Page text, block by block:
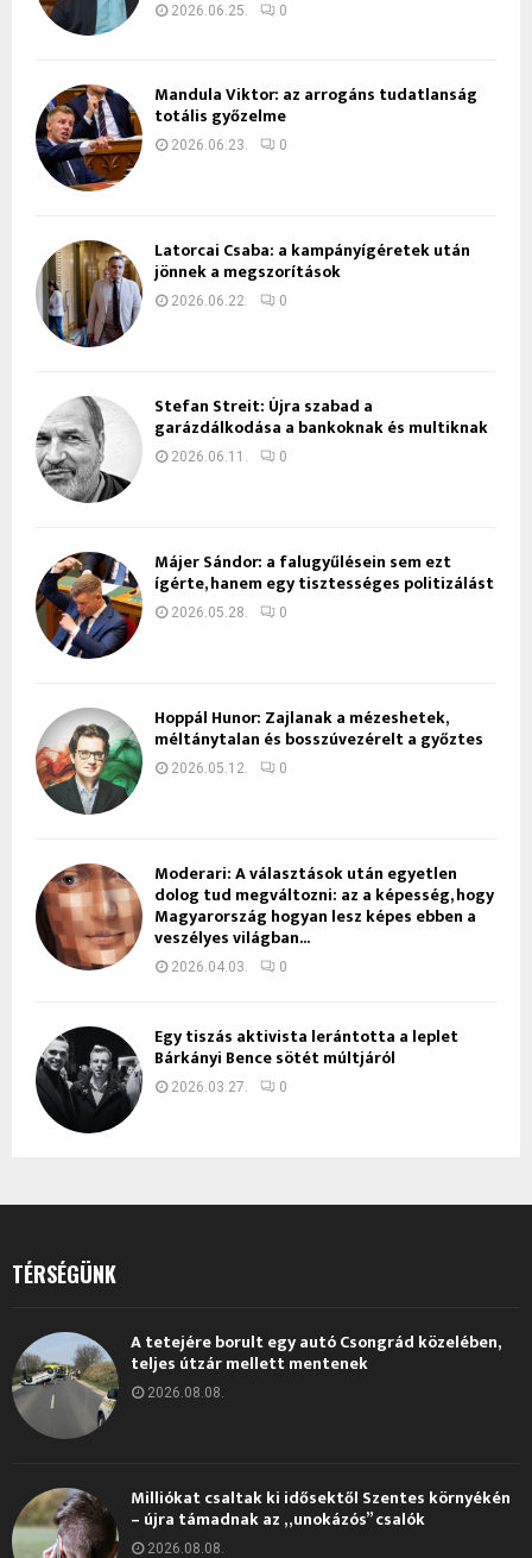
2026.06.25. 0
Mandula Viktor: az arrogáns tudatlanság
totális győzelme
2026.06.23. 0
Latorcai Csaba: a kampányígéretek után
jönnek a megszorítások
2026.06.22. 0
Stefan Streit: Újra szabad a
garázdálkodása a bankoknak és multiknak
2026.06.11. 0
Májer Sándor: a falugyűlésein sem ezt
ígérte, hanem egy tisztességes politizálást
2026.05.28. 0
Hoppál Hunor: Zajlanak a mézeshetek,
méltánytalan és bosszúvezérelt a győztes
2026.05.12. 0
Moderari: A választások után egyetlen
dolog tud megváltozni: az a képesség, hogy
Magyarország hogyan lesz képes ebben a
veszélyes világban...
2026.04.03. 0
Egy tiszás aktivista lerántotta a leplet
Bárkányi Bence sötét múltjáról
2026.03.27. 0
TÉRSÉGÜNK
A tetejére borult egy autó Csongrád közelében,
teljes útzár mellett mentenek
2026.08.08.
Milliókat csaltak ki idősektől Szentes környékén
– újra támadnak az „unokázós” csalók
2026.08.08.